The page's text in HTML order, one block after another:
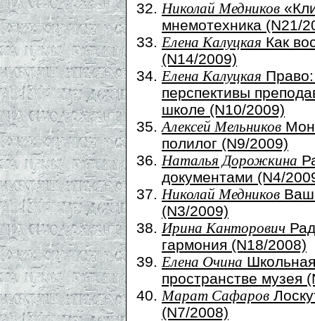
Николай Медников
мнемотехника (N21/
Елена Калуцкая Как
(N14/2009)
Елена Калуцкая
перспективы
школе (N10/2009)
Алексей Мельников
полилог (N9/2009)
Наталья Дорожкина
документами (N4/
Николай Медников
(N3/2009)
Ирина Канторович
гармония (N18/2008)
Елена Очина
пространстве музея
Марат Сафаров
(N7/2008)